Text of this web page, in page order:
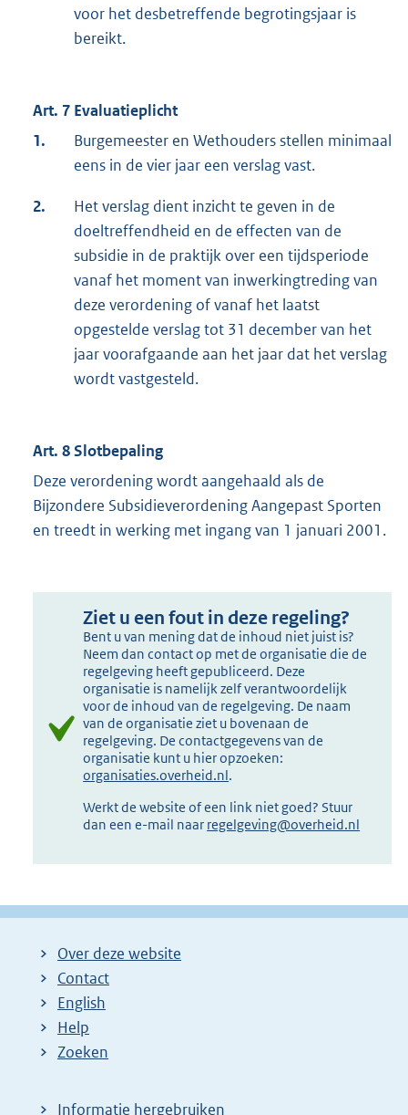
voor het desbetreffende begrotingsjaar is
bereikt.
Art. 7 Evaluatieplicht
1.
Burgemeester en Wethouders stellen minimaal
eens in de vier jaar een verslag vast.
2.
Het verslag dient inzicht te geven in de
doeltreffendheid en de effecten van de
subsidie in de praktijk over een tijdsperiode
vanaf het moment van inwerkingtreding van
deze verordening of vanaf het laatst
opgestelde verslag tot 31 december van het
jaar voorafgaande aan het jaar dat het verslag
wordt vastgesteld.
Art. 8 Slotbepaling
Deze verordening wordt aangehaald als de
Bijzondere Subsidieverordening Aangepast Sporten
en treedt in werking met ingang van 1 januari 2001.
Ziet u een fout in deze regeling?
Bent u van mening dat de inhoud niet juist is?
Neem dan contact op met de organisatie die de
regelgeving heeft gepubliceerd. Deze
organisatie is namelijk zelf verantwoordelijk
voor de inhoud van de regelgeving. De naam
van de organisatie ziet u bovenaan de
regelgeving. De contactgegevens van de
organisatie kunt u hier opzoeken:
organisaties.overheid.nl.
Werkt de website of een link niet goed? Stuur
dan een e-mail naar regelgeving@overheid.nl
Over deze website
Contact
English
Help
Zoeken
Informatie hergebruiken